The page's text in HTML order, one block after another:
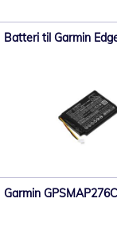
Batteri til Garmin
Garmin